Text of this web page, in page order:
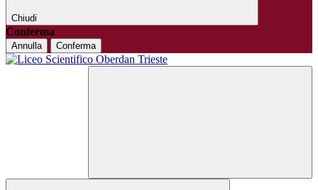
Chiudi
Conferma
Annulla Conferma